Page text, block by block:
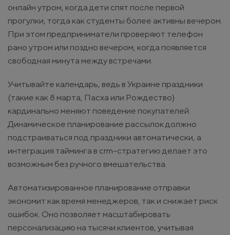
онлайн утром, когда дети спят после первой
прогулки, тогда как студенты более активны вечером.
При этом предприниматели проверяют телефон
рано утром или поздно вечером, когда появляется
свободная минута между встречами.
Учитывайте календарь, ведь в Украине праздники
(такие как 8 марта, Пасха или Рождество)
кардинально меняют поведение покупателей.
Динамическое планирование рассылок должно
подстраиваться под праздники автоматически, а
интеграция тайминга в crm-стратегию делает это
возможным без ручного вмешательства.
Автоматизированное планирование отправки
экономит как время менеджеров, так и снижает риск
ошибок. Оно позволяет масштабировать
персонализацию на тысячи клиентов, учитывая